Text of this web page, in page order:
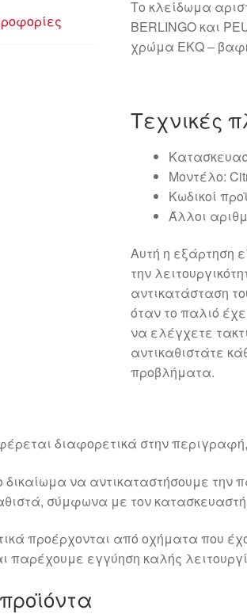
Το κλείδωμα
BERLINGO και
χρώμα EKQ –
Τεχνικές
Μοντέλο:
Κωδικοί
Άλλοι
Αυτή η εξάρτηση
την
αντικατάσταση
όταν το παλιό
να ελέγχετε
αντικαθιστάτε
προβλήματα.
διαφορετικά στην
δικαίωμα να αντικαταστήσουμε
σύμφωνα με τον
προέρχονται από οχήματα που
παρέχουμε εγγύηση καλής